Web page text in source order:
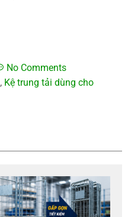
No Comments
, Kệ trung tải dùng cho